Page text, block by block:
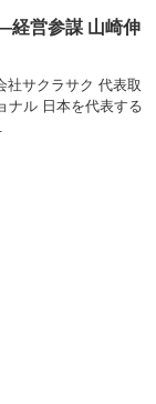
経営参謀 山崎伸
社サクラサク 代表取
ナル 日本を代表する